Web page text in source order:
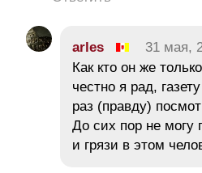
arles 31 мая,
Как кто он же
честно я рад,
раз (правду)
До сих пор не могу
и грязи в этом